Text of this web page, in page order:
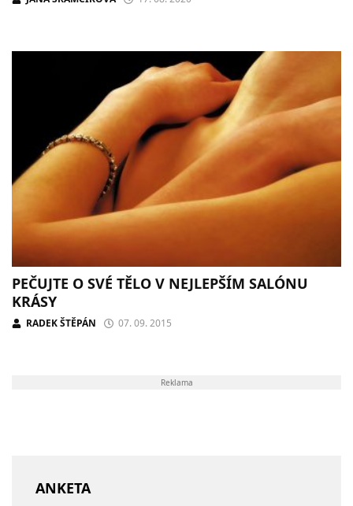
PEČUJTE O SVÉ TĚLO V NEJLEPŠÍM SALÓNU
KRÁSY
RADEK ŠTĚPÁN 07. 09. 2015
Reklama
ANKETA